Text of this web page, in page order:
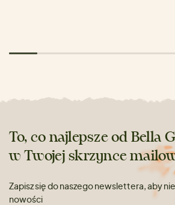
To, co najlepsze od Bella
w Twojej skrzynce
Zapisz się do naszego newslettera, aby
nowości